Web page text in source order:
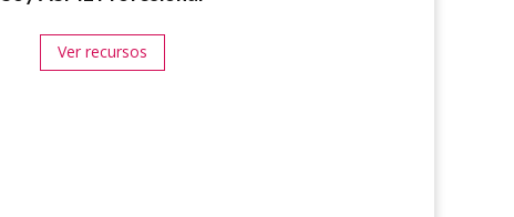
Ver recursos